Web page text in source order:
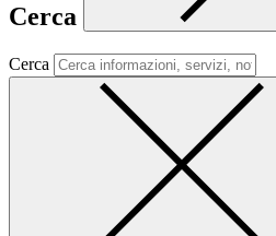
Cerca
Cerca